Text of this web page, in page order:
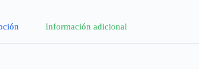
Información adicional